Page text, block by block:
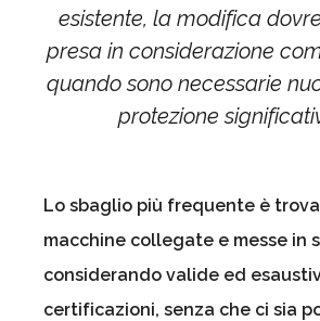
esistente, la modifica
presa in considerazione
quando sono necessarie
protezione
Lo sbaglio più frequente è
macchine collegate e messe in
considerando valide ed
certificazioni, senza che ci sia